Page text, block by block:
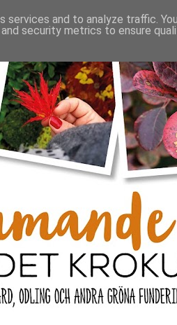
and to analyze traffic.
security metrics to ensure